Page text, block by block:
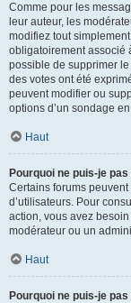
Comme pour les
leur auteur, les
modifiez tout
obligatoirement associé
possible de supprimer
des votes ont été
peuvent modifier ou
options d’un sondage
Haut
Pourquoi ne puis-je
Certains forums
d’utilisateurs. Pour
action, vous avez
modérateur ou un
Haut
Pourquoi ne puis-je